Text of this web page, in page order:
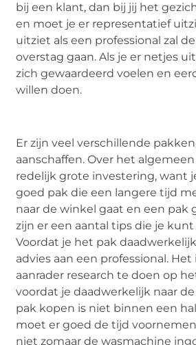
bij een klant, dan bij jij het
en moet je er representatief
uitziet als een professional zal
overstag gaan. Als je er netjes
zich gewaardeerd voelen en
willen doen.
Er zijn veel verschillende
aanschaffen. Over het
redelijk grote investering, want
goed pak die een langere tijd
naar de winkel gaat en een pak
zijn er een aantal tips die je
Voordat je het pak
advies aan een professional. Het
aanrader research te doen op
voordat je daadwerkelijk naar
pak kopen is niet binnen een
moet er goed de tijd
niet zomaar de wasmachine